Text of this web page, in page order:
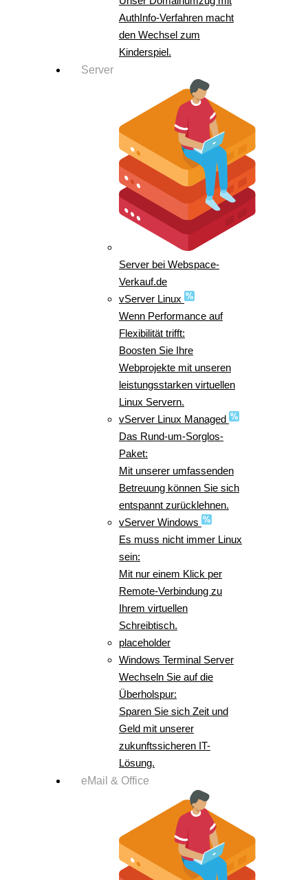
AuthInfo-Verfahren macht
den Wechsel zum
Kinderspiel.
Server
Server bei Webspace-
Verkauf.de
vServer Linux
Wenn Performance auf
Flexibilität trifft:
Boosten Sie Ihre
Webprojekte mit unseren
leistungsstarken virtuellen
Linux Servern.
vServer Linux Managed
Das Rund-um-Sorglos-
Paket:
Mit unserer umfassenden
Betreuung können Sie sich
entspannt zurücklehnen.
vServer Windows
Es muss nicht immer Linux
sein:
Mit nur einem Klick per
Remote-Verbindung zu
Ihrem virtuellen
Schreibtisch.
placeholder
Windows Terminal Server
Wechseln Sie auf die
Überholspur:
Sparen Sie sich Zeit und
Geld mit unserer
zukunftssicheren IT-
Lösung.
eMail & Office